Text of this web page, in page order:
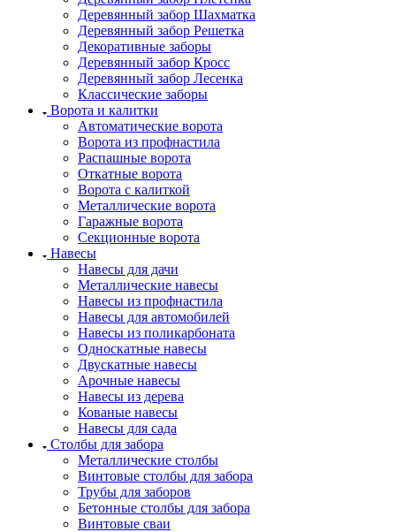
Деревянный забор Шахматка
Деревянный забор Решетка
Декоративные заборы
Деревянный забор Кросс
Деревянный забор Лесенка
Классические заборы
Ворота и калитки
Автоматические ворота
Ворота из профнастила
Распашные ворота
Откатные ворота
Ворота с калиткой
Металлические ворота
Гаражные ворота
Секционные ворота
Навесы
Навесы для дачи
Металлические навесы
Навесы из профнастила
Навесы для автомобилей
Навесы из поликарбоната
Односкатные навесы
Двускатные навесы
Арочные навесы
Навесы из дерева
Кованые навесы
Навесы для сада
Столбы для забора
Металлические столбы
Винтовые столбы для забора
Трубы для заборов
Бетонные столбы для забора
Винтовые сваи